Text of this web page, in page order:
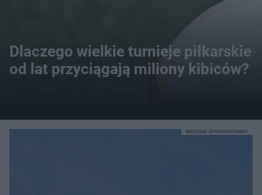
Dlaczego wielkie turnieje piłkarskie
od lat przyciągają miliony kibiców?
MATERIAŁ SPONSOROWANY